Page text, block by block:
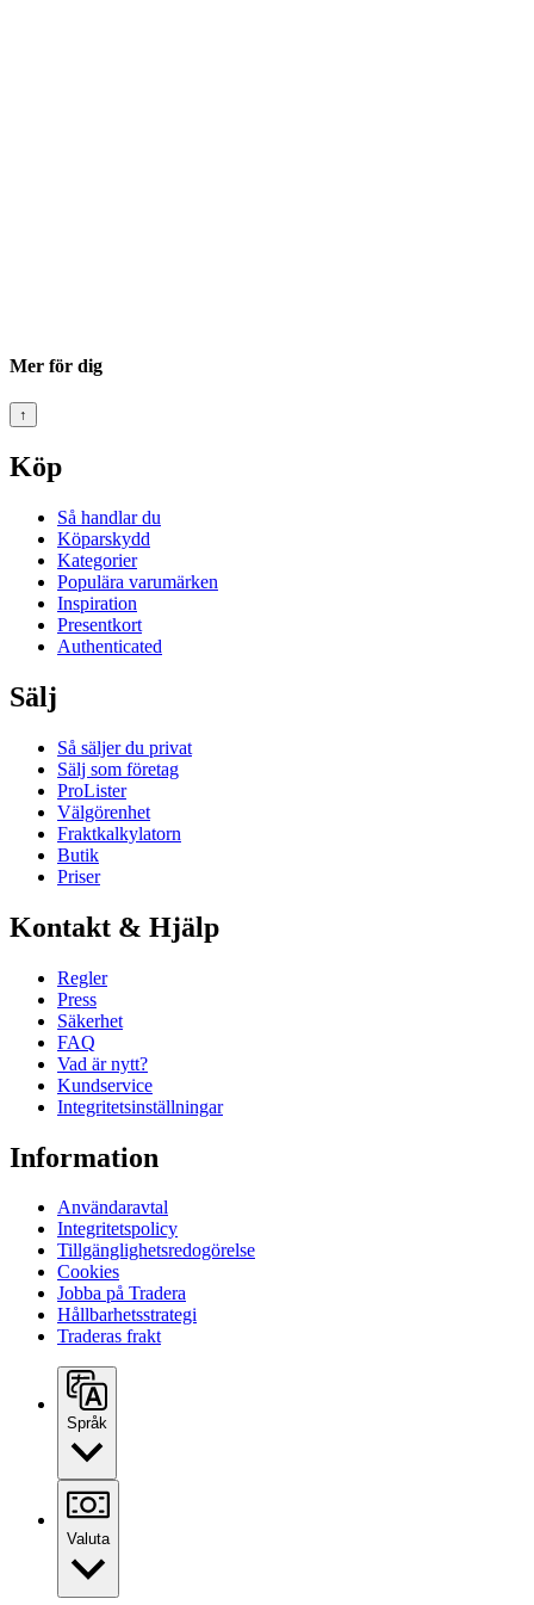
Mer för dig
↑
Köp
Så handlar du
Köparskydd
Kategorier
Populära varumärken
Inspiration
Presentkort
Authenticated
Sälj
Så säljer du privat
Sälj som företag
ProLister
Välgörenhet
Fraktkalkylatorn
Butik
Priser
Kontakt & Hjälp
Regler
Press
Säkerhet
FAQ
Vad är nytt?
Kundservice
Integritetsinställningar
Information
Användaravtal
Integritetspolicy
Tillgänglighetsredogörelse
Cookies
Jobba på Tradera
Hållbarhetsstrategi
Traderas frakt
Språk
Valuta